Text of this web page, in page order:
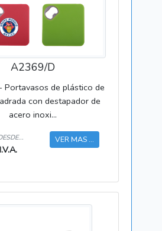
A2369/D
Portavasos de plástico de
con destapador de
acero inoxi...
VER MAS ...